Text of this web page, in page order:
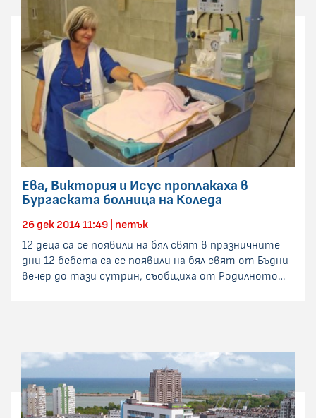
Ева, Виктория и Исус проплакаха в
Бургаската болница на Коледа
26 дек 2014 11:49 | петък
12 деца са се появили на бял свят в празничните
дни 12 бебета са се появили на бял свят от Бъдни
вечер до тази сутрин, съобщиха от Родилното…